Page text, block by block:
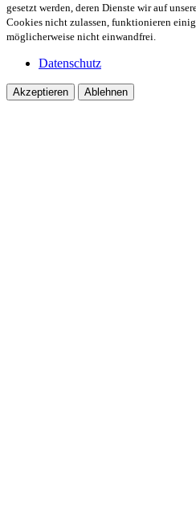
gesetzt werden, deren Dienste wir auf
Cookies nicht zulassen, funktionieren
möglicherweise nicht einwandfrei.
Datenschutz
Akzeptieren Ablehnen